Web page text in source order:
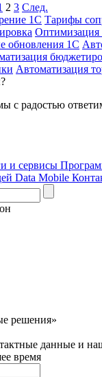
2 3 След.
1С Тарифы
Оптимизация
обновления 1С
Автоматизация
с радостью
и сервисы
Data Mobile
решения»
данные и
время